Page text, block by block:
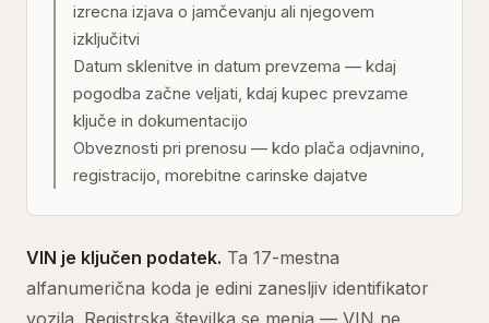
izrecna izjava o jamčevanju ali njegovem
izključitvi
Datum sklenitve in datum prevzema — kdaj
pogodba začne veljati, kdaj kupec prevzame
ključe in dokumentacijo
Obveznosti pri prenosu — kdo plača odjavnino,
registracijo, morebitne carinske dajatve
VIN je ključen podatek. Ta 17-mestna
alfanumerična koda je edini zanesljiv identifikator
vozila. Registrska številka se menja — VIN ne.